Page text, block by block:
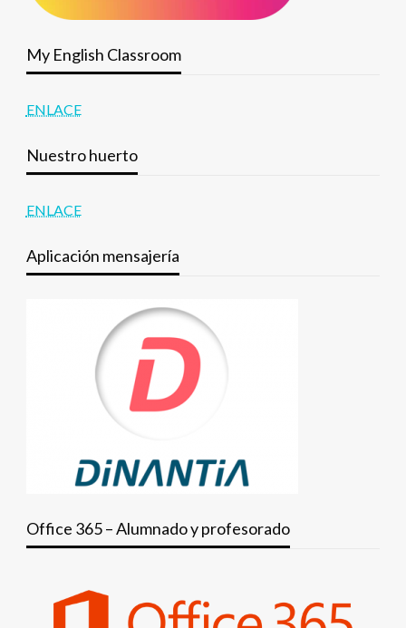
My English Classroom
ENLACE
Nuestro huerto
ENLACE
Aplicación mensajería
Office 365 – Alumnado y profesorado